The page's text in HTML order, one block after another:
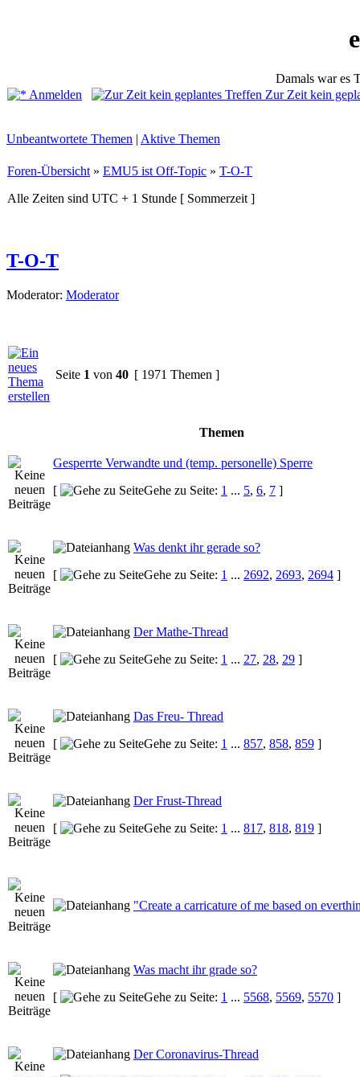
Damals war es
Anmelden
Zur Zeit kein
Unbeantwortete Themen | Aktive Themen
Foren-Übersicht » EMU5 ist Off-Topic » T-O-T
Alle Zeiten sind UTC + 1 Stunde [ Sommerzeit ]
T-O-T
Moderator: Moderator
Seite 1 von 40 [ 1971 Themen ]
Themen
Gesperrte Verwandte und (temp. personelle) Sperre
[
Gehe zu Seite: 1 ... 5, 6, 7 ]
Was denkt ihr gerade so?
[
Gehe zu Seite: 1 ... 2692, 2693, 2694 ]
Der Mathe-Thread
[
Gehe zu Seite: 1 ... 27, 28, 29 ]
Das Freu- Thread
[
Gehe zu Seite: 1 ... 857, 858, 859 ]
Der Frust-Thread
[
Gehe zu Seite: 1 ... 817, 818, 819 ]
"Create a carricature of me based on
Was macht ihr grade so?
[
Gehe zu Seite: 1 ... 5568, 5569, 5570 ]
Der Coronavirus-Thread